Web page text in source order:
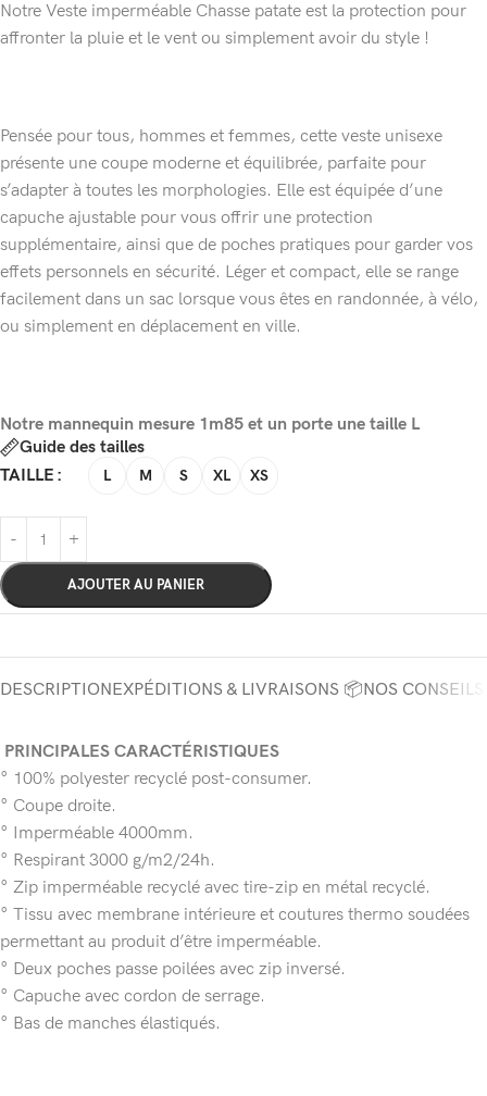
Notre Veste imperméable Chasse patate est la protection pour
affronter la pluie et le vent ou simplement avoir du style !
Pensée pour tous, hommes et femmes, cette veste unisexe
présente une coupe moderne et équilibrée, parfaite pour
s’adapter à toutes les morphologies. Elle est équipée d’une
capuche ajustable pour vous offrir une protection
supplémentaire, ainsi que de poches pratiques pour garder vos
effets personnels en sécurité. Léger et compact, elle se range
facilement dans un sac lorsque vous êtes en randonnée, à vélo,
ou simplement en déplacement en ville.
Notre mannequin mesure 1m85 et un porte une taille L
Guide des tailles
TAILLE
L M S XL XS
AJOUTER AU PANIER
DESCRIPTIONEXPÉDITIONS & LIVRAISONS 📦NOS
PRINCIPALES CARACTÉRISTIQUES
° 100% polyester recyclé post-consumer.
° Coupe droite.
° Imperméable 4000mm.
° Respirant 3000 g/m2/24h.
° Zip imperméable recyclé avec tire-zip en métal recyclé.
° Tissu avec membrane intérieure et coutures thermo soudées
permettant au produit d’être imperméable.
° Deux poches passe poilées avec zip inversé.
° Capuche avec cordon de serrage.
° Bas de manches élastiqués.